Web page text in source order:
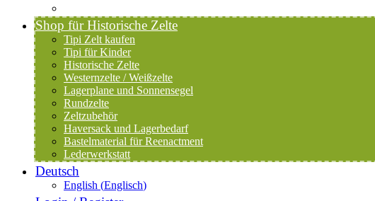
Shop für Historische Zelte
Tipi Zelt kaufen
Tipi für Kinder
Historische Zelte
Westernzelte / Weißzelte
Lagerplane und Sonnensegel
Rundzelte
Zeltzubehör
Haversack und Lagerbedarf
Bastelmaterial für Reenactment
Lederwerkstatt
Deutsch
English (Englisch)